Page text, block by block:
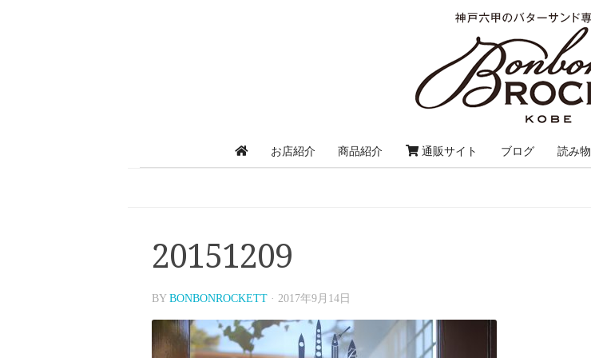
お店紹介 商品紹介 通販サイト ブログ 読み物
20151209
BY BONBONROCKETT · 2017年9月14日